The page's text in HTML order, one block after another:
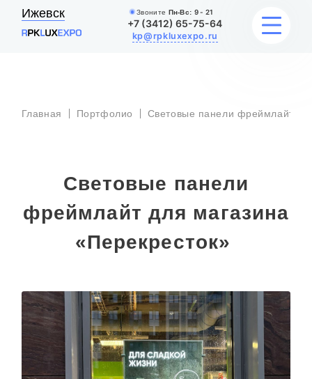
Ижевск Звоните Пн-Вс: 9 - 21
+7 (3412) 65-75-64
kp@rpkluxexpo.ru
УСЛУГИ
АКЦИИ
БЛОГ
О КОМПАНИИ
Главная Портфолио Световые панели фреймлайт
Световые панели
фреймлайт для магазина
«Перекресток»